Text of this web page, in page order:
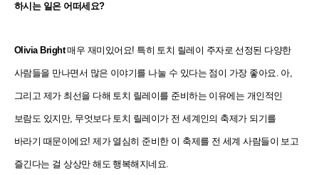
하시는 일은 어떠세요?
Olivia Bright매우 재미있어요! 특히 토치 릴레이 주자로 선정된 다양한
사람들을 만나면서 많은 이야기를 나눌 수 있다는 점이 가장 좋아요. 아,
그리고 제가 최선을 다해 토치 릴레이를 준비하는 이유에는 개인적인
보람도 있지만, 무엇보다 토치 릴레이가 전 세계인의 축제가 되기를
바라기 때문이에요! 제가 열심히 준비한 이 축제를 전 세계 사람들이 보고
즐긴다는 걸 상상만 해도 행복해지네요.